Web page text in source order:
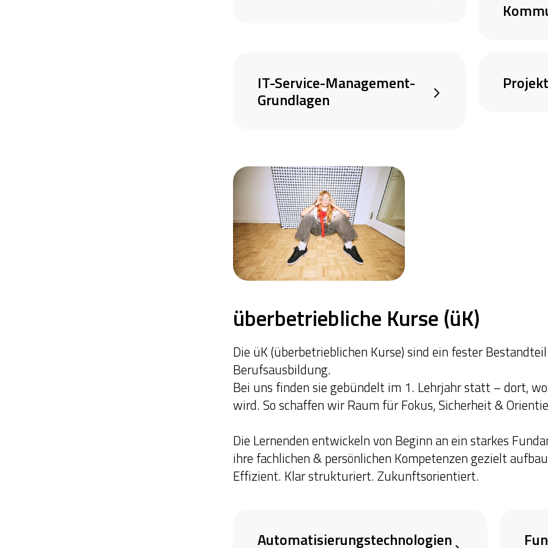
IT-Service-Management-
Grundlagen
überbetriebliche Kurse (üK)
Die üK (überbetrieblichen Kurse) sind ein fester
Berufsausbildung.
Bei uns finden sie gebündelt im 1. Lehrjahr statt – dort,
wird. So schaffen wir Raum für Fokus, Sicherheit &
Die Lernenden entwickeln von Beginn an ein starkes
ihre fachlichen & persönlichen Kompetenzen gezielt
Effizient. Klar strukturiert. Zukunftsorientiert.
Automatisierungstechnologien